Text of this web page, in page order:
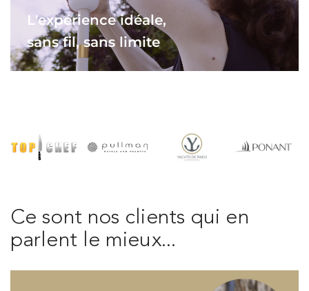
L'expérience idéale,
sans fil, sans limite
Ce sont nos clients qui en
parlent le mieux...